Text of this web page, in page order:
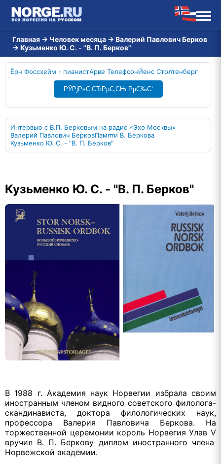
Главная → Человек месяца → Валерий Павлович Берков
→ Кузьменко Ю. С. - "В. П. Берков"
Ёрн Фоссхейм - пианистАрве ТелефсонЙенс Столтенберг
РЎРјРѕС‚СЂРµС‚СЊ РµС‰С‘
Интервью с В.П. Берковым на радио «Эхо Москвы»
Валерий Павлович БерковПамяти В. Беркова
Кузьменко Ю. С. - "В. П. Берков"
Кузьменко Ю. С. - "В. П. Берков"
В 1988 г. Академия наук Норвегии избрала своим
иностранным членом видного советского филолога-
скандинависта, доктора филологических наук,
профессора Валерия Павловича Беркова. На
торжественной церемонии король Норвегия Улав V
вручил В. П. Беркову диплом иностранного члена
Норвежской академии.